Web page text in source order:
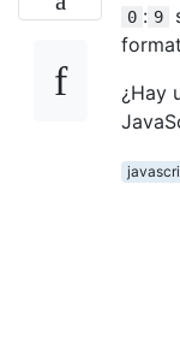
0 : 9
¿Hay